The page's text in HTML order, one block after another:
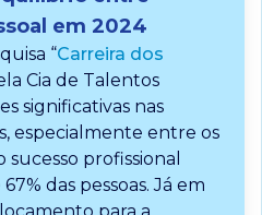
em 2024
“Carreira dos
Cia de Talentos
significativas nas
especialmente entre os
sucesso profissional
das pessoas. Já em